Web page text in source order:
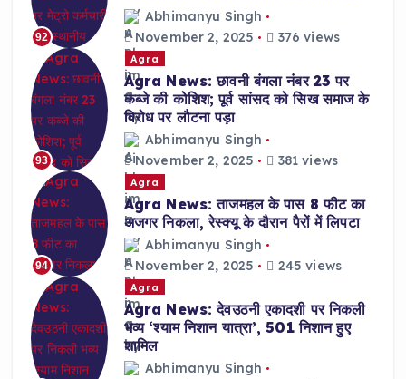
92
Abhimanyu Singh
November 2, 2025
376 views
93
Agra
Agra News: छावनी बंगला नंबर 23 पर
कब्जे की कोशिश; पूर्व सांसद को सिख समाज के
विरोध पर लौटना पड़ा
Abhimanyu Singh
November 2, 2025
381 views
94
Agra
Agra News: ताजमहल के पास 8 फीट का
अजगर निकला, रेस्क्यू के दौरान पैरों में लिपटा
Abhimanyu Singh
November 2, 2025
245 views
Agra
Agra News: देवउठनी एकादशी पर निकली
भव्य ‘श्याम निशान यात्रा’, 501 निशान हुए
शामिल
Abhimanyu Singh